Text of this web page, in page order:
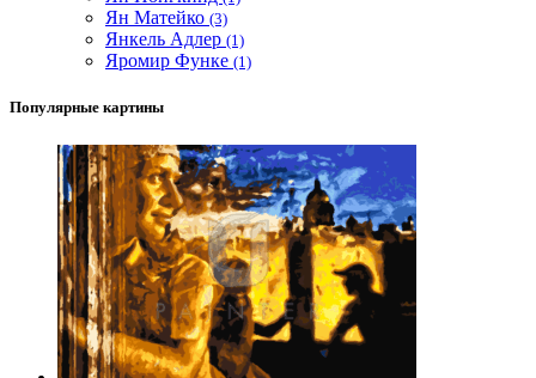
Ян Матейко (3)
Янкель Адлер (1)
Яромир Функе (1)
Популярные картины